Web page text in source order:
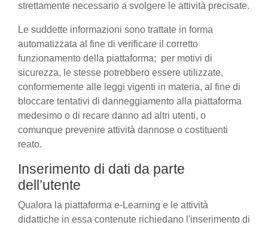
strettamente necessario a svolgere le attività precisate.
Le suddette informazioni sono trattate in forma
automatizzata al fine di verificare il corretto
funzionamento della piattaforma; per motivi di
sicurezza, le stesse potrebbero essere utilizzate,
conformemente alle leggi vigenti in materia, al fine di
bloccare tentativi di danneggiamento alla piattaforma
medesimo o di recare danno ad altri utenti, o
comunque prevenire attività dannose o costituenti
reato.
Inserimento di dati da parte
dell’utente
Qualora la piattaforma e-Learning e le attività
didattiche in essa contenute richiedano l'inserimento di